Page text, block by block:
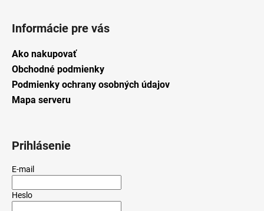
Informácie pre vás
Ako nakupovať
Obchodné podmienky
Podmienky ochrany osobných údajov
Mapa serveru
Prihlásenie
E-mail
Heslo